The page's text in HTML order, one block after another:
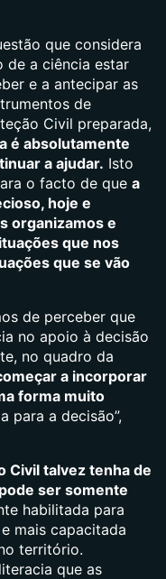
que considera
de a ciência estar
e a antecipar as
de
Civil preparada,
é absolutamente
a ajudar. Isto
o facto de que a
hoje e
organizamos e
que nos
que se vão
de perceber que
no apoio à decisão
no quadro da
a incorporar
forma muito
para a decisão”,
Civil talvez tenha de
ser somente
habilitada para
mais capacitada
território.
que as